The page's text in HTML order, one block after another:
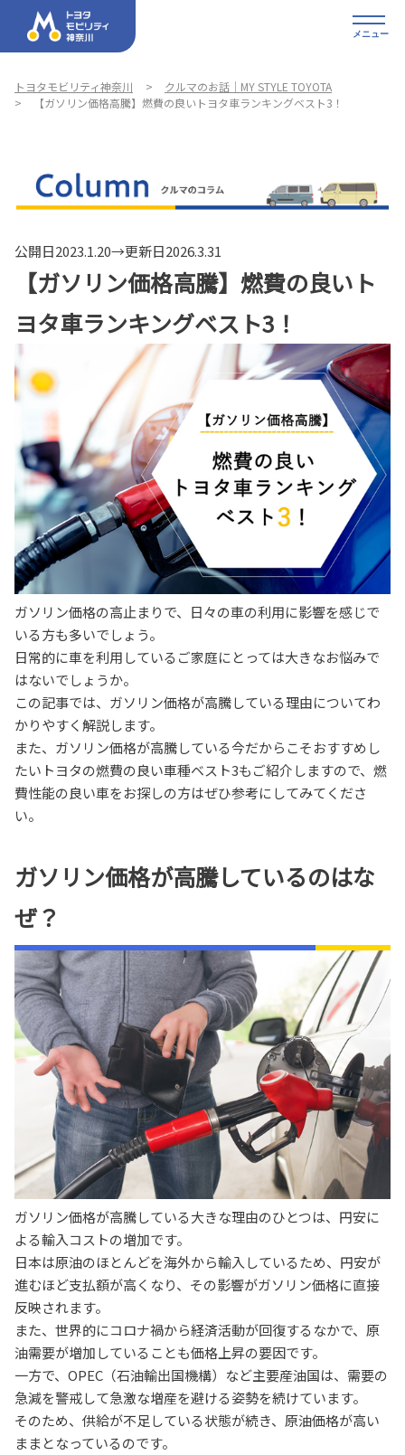
メニュー
トヨタモビリティ神奈川
クルマのお話｜MY STYLE TOYOTA
【ガソリン価格高騰】燃費の良いトヨタ車ランキングベスト3！
公開日2023.1.20→更新日2026.3.31
【ガソリン価格高騰】燃費の良いト
ヨタ車ランキングベスト3！
ガソリン価格の高止まりで、日々の車の利用に影響を感じで
いる方も多いでしょう。
日常的に車を利用しているご家庭にとっては大きなお悩みで
はないでしょうか。
この記事では、ガソリン価格が高騰している理由についてわ
かりやすく解説します。
また、ガソリン価格が高騰している今だからこそおすすめし
たいトヨタの燃費の良い車種ベスト3もご紹介しますので、燃
費性能の良い車をお探しの方はぜひ参考にしてみてくださ
い。
ガソリン価格が高騰しているのはな
ぜ？
ガソリン価格が高騰している大きな理由のひとつは、円安に
よる輸入コストの増加です。
日本は原油のほとんどを海外から輸入しているため、円安が
進むほど支払額が高くなり、その影響がガソリン価格に直接
反映されます。
また、世界的にコロナ禍から経済活動が回復するなかで、原
油需要が増加していることも価格上昇の要因です。
一方で、OPEC（石油輸出国機構）など主要産油国は、需要の
急減を警戒して急激な増産を避ける姿勢を続けています。
そのため、供給が不足している状態が続き、原油価格が高い
ままとなっているのです。